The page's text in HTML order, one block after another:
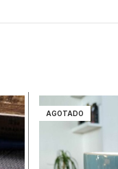
AGOTADO